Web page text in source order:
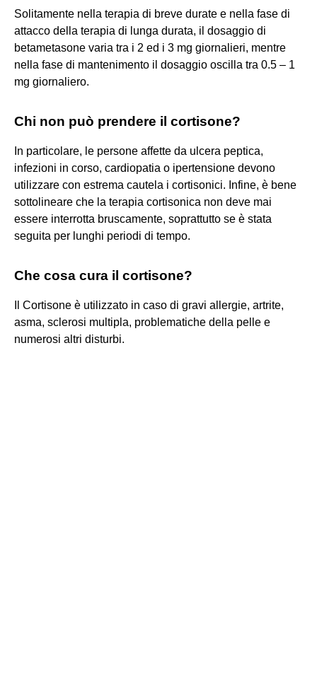
Solitamente nella terapia di breve durate e nella fase di
attacco della terapia di lunga durata, il dosaggio di
betametasone varia tra i 2 ed i 3 mg giornalieri, mentre
nella fase di mantenimento il dosaggio oscilla tra 0.5 – 1
mg giornaliero.
Chi non può prendere il cortisone?
In particolare, le persone affette da ulcera peptica,
infezioni in corso, cardiopatia o ipertensione devono
utilizzare con estrema cautela i cortisonici. Infine, è bene
sottolineare che la terapia cortisonica non deve mai
essere interrotta bruscamente, soprattutto se è stata
seguita per lunghi periodi di tempo.
Che cosa cura il cortisone?
Il Cortisone è utilizzato in caso di gravi allergie, artrite,
asma, sclerosi multipla, problematiche della pelle e
numerosi altri disturbi.